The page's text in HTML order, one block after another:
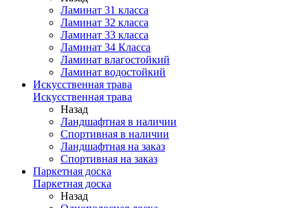
Ламинат 31 класса
Ламинат 32 класса
Ламинат 33 класса
Ламинат 34 Класса
Ламинат влагостойкий
Ламинат водостойкий
Искусственная трава
Искусственная трава
Назад
Ландшафтная в наличии
Спортивная в наличии
Ландшафтная на заказ
Спортивная на заказ
Паркетная доска
Паркетная доска
Назад